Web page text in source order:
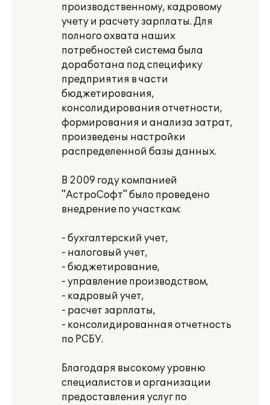
производственному, кадровому
учету и расчету зарплаты. Для
полного охвата наших
потребностей система была
доработана под специфику
предприятия в части
бюджетирования,
консолидирования отчетности,
формирования и анализа затрат,
произведены настройки
распределенной базы данных.
В 2009 году компанией
"АстроСофт" было проведено
внедрение по участкам:
- бухгалтерский учет,
- налоговый учет,
- бюджетирование,
- управление производством,
- кадровый учет,
- расчет зарплаты,
- консолидированная отчетность
по РСБУ.
Благодаря высокому уровню
специалистов и организации
предоставления услуг по